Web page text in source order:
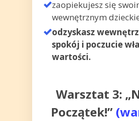
zaopiekujesz się
wewnętrznym
odzyskasz
spokój i poczucie
wartości.
Warsztat 3:
Początek!”